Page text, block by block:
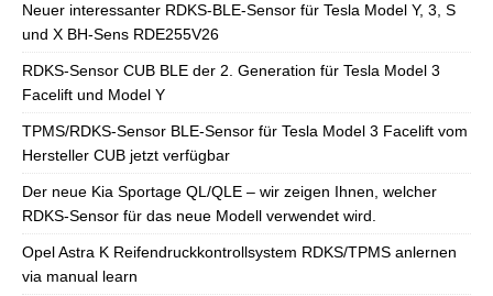
Neuer interessanter RDKS-BLE-Sensor für Tesla Model Y, 3, S
und X BH-Sens RDE255V26
RDKS-Sensor CUB BLE der 2. Generation für Tesla Model 3
Facelift und Model Y
TPMS/RDKS-Sensor BLE-Sensor für Tesla Model 3 Facelift vom
Hersteller CUB jetzt verfügbar
Der neue Kia Sportage QL/QLE – wir zeigen Ihnen, welcher
RDKS-Sensor für das neue Modell verwendet wird.
Opel Astra K Reifendruckkontrollsystem RDKS/TPMS anlernen
via manual learn